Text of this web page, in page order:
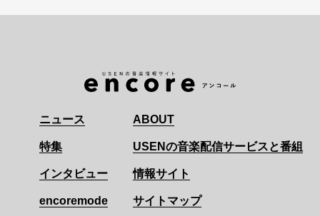
ニュース
特集
インタビュー
encoremode
ABOUT
USENの音楽配信サービスと番組
情報サイト
サイトマップ